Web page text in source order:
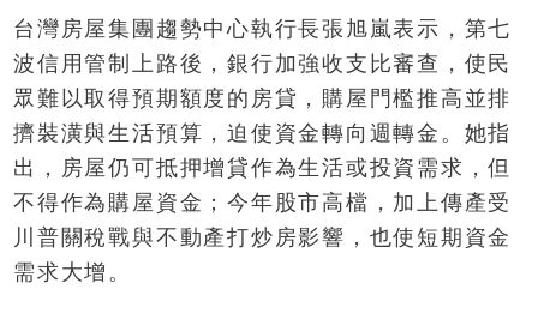
台灣房屋集團趨勢中心執行長張旭嵐表示，第七
波信用管制上路後，銀行加強收支比審查，使民
眾難以取得預期額度的房貸，購屋門檻推高並排
擠裝潢與生活預算，迫使資金轉向週轉金。她指
出，房屋仍可抵押增貸作為生活或投資需求，但
不得作為購屋資金；今年股市高檔，加上傳產受
川普關稅戰與不動產打炒房影響，也使短期資金
需求大增。